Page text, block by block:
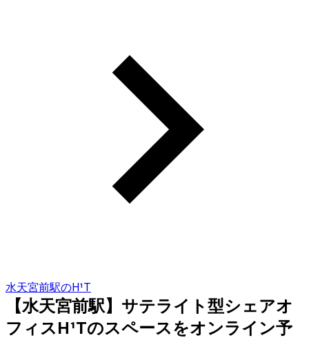
水天宮前駅のH¹T
【水天宮前駅】サテライト型シェアオ
フィスH¹Tのスペースをオンライン予